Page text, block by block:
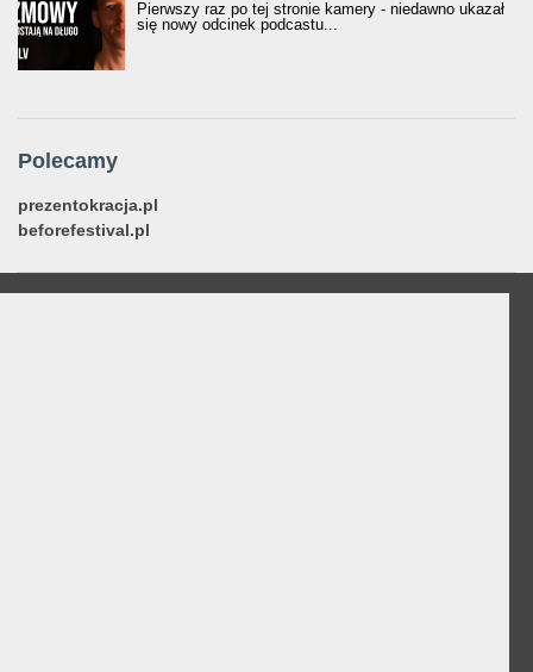
Pierwszy raz po tej stronie kamery - niedawno ukazał
się nowy odcinek podcastu...
Polecamy
prezentokracja.pl
beforefestival.pl